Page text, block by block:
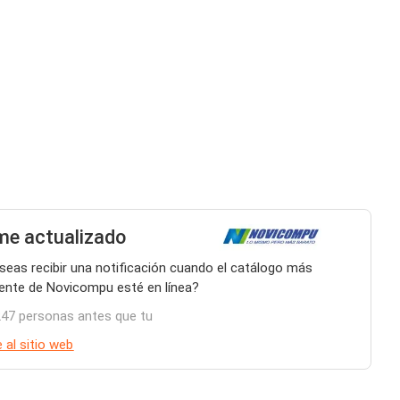
actualizado
recibir una notificación cuando el catálogo más
de Novicompu esté en línea?
personas antes que tu
al sitio web